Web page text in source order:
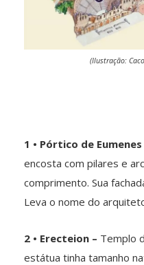
(Ilustração:
1 • Pórtico de Eumenes
encosta com pilares e
comprimento. Sua
Leva o nome do
2 • Erecteion – Templo
estátua tinha tamanho